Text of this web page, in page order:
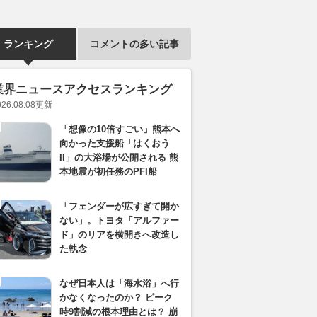
ランキング コメントの多い記事
界ニュースアクセスランキング
更新
「想像の10倍すごい」熊本へ
向かった支援船「はくおう
II」の大浴場が公開される 熊
本地震が初任務のPFI船
「フェンダーが広すぎて開か
ない」。トヨタ「アルファー
ド」のリアを横開きへ改造し
た執念
なぜ日本人は「海水浴」へ行
かなくなったのか？ ピーク
時9割減の根本理由とは？ 崩